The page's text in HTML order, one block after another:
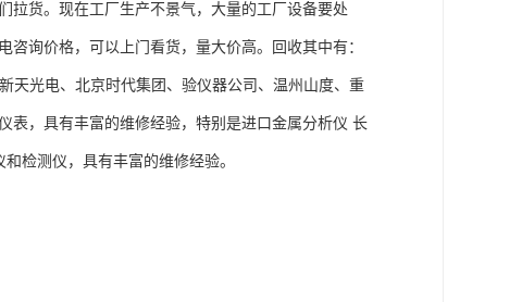
拉货。现在工厂生产不景气，大量的工厂设备要处
询价格，可以上门看货，量大价高。回收其中有：
天光电、北京时代集团、验仪器公司、温州山度、重
表，具有丰富的维修经验，特别是进口金属分析仪 长
检测仪，具有丰富的维修经验。